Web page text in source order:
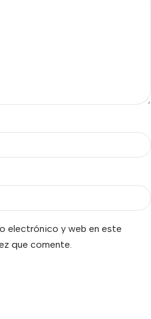
electrónico y web en este
que comente.